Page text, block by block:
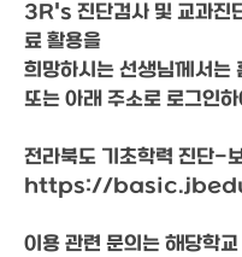
3R's 진단검사 및 교과진
료 활용을
희망하시는 선생님께서는
또는 아래 주소로 로그인
전라북도 기초학력 진단-
https://
이용 관련 문의는 해당학